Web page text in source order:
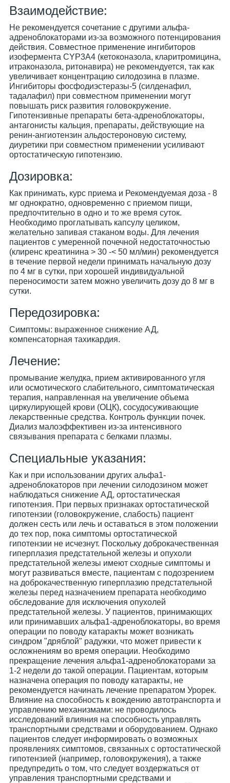
Взаимодействие:
Не рекомендуется сочетание с другими альфа-
адреноблокаторами из-за возможного потенцирования
действия. Совместное применение ингибиторов
изофермента CYP3A4 (кетоконазола, кларитромицина,
итраконазола, ритонавира) не рекомендуется, так как
увеличивает концентрацию силодозина в плазме.
Ингибиторы фосфодиэстеразы-5 (силденафил,
тадалафил) при совместном применении могут
повышать риск развития головокружение.
Гипотензивные препараты бета-адреноблокаторы,
антагонисты кальция, препараты, действующие на
ренин-ангиотензин альдостероновую систему,
диуретики при совместном применении усиливают
ортостатическую гипотензию.
Дозировка:
Как принимать, курс приема и Рекомендуемая доза - 8
мг однократно, одновременно с приемом пищи,
предпочтительно в одно и то же время суток.
Необходимо проглатывать капсулу целиком,
желательно запивая стаканом воды. Для лечения
пациентов с умеренной почечной недостаточностью
(клиренс креатинина > 30 -< 50 мл/мин) рекомендуется
в течение первой недели принимать начальную дозу
по 4 мг в сутки, при хорошей индивидуальной
переносимости затем можно увеличить дозу до 8 мг в
сутки.
Передозировка:
Симптомы: выраженное снижение АД,
компенсаторная тахикардия.
Лечение:
промывание желудка, прием активированного угля
или осмотического слабительного, симптоматическая
терапия, направленная на увеличение объема
циркулирующей крови (ОЦК), сосудосуживающие
лекарственные средства. Контроль функции почек.
Диализ малоэффективен из-за интенсивного
связывания препарата с белками плазмы.
Специальные указания:
Как и при использовании других альфа1-
адреноблокаторов при лечении силодозином может
наблюдаться снижение АД, ортостатическая
гипотензия. При первых признаках ортостатической
гипотензии (головокружение, слабость) пациент
должен сесть или лечь и оставаться в этом положении
до тех пор, пока симптомы ортостатической
гипотензии не исчезнут. Поскольку доброкачественная
гиперплазия предстательной железы и опухоли
предстательной железы имеют сходные симптомы и
могут развиваться вместе, пациентам с подозрением
на доброкачественную гиперплазию предстательной
железы перед назначением препарата необходимо
обследование для исключения опухолей
предстательной железы. У пациентов, принимающих
или принимавших альфа1-адреноблокаторы, во время
операции по поводу катаракты может возникать
синдром "дряблой" радужки, что может привести к
осложнениям во время операции. Необходимо
прекращение лечения альфа1-адреноблокаторами за
1-2 недели до такой операции. Пациентам, которым
назначена операция по поводу катаракты, не
рекомендуется начинать лечение препаратом Урорек.
Влияние на способность к вождению автотранспорта и
управлению механизмами: не проводилось
исследований влияния на способность управлять
транспортными средствами и оборудованием. Однако
пациентов следует информировать о возможных
проявлениях симптомов, связанных с ортостатической
гипотензией (например, головокружения), а также
предупредить о том, что следует воздержаться от
управления транспортными средствами и